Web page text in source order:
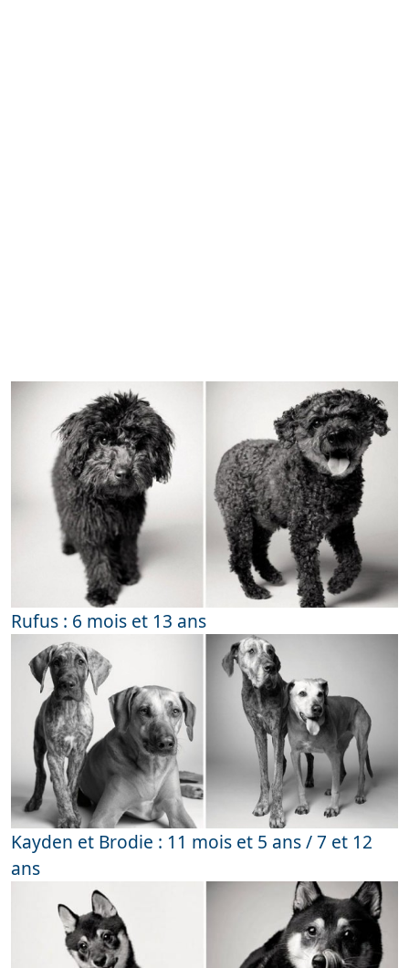
Rufus : 6 mois et 13 ans
Kayden et Brodie : 11 mois et 5 ans / 7 et 12
ans